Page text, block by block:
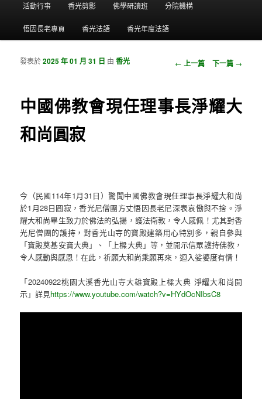
跳到主內容
跳到第二內容
活動行事 香光剪影 佛學研讀班 分院機構
悟因長老專頁 香光法語 香光年度法語
瀏覽文章
← 上一篇 下一篇 →
中國佛教會現任理事長淨耀大
和尚圓寂
發表於2025 年 01 月 31 日 由香光
今（民國114年1月31日）驚聞中國佛教會現任理事長淨耀大和尚
於1月28日圓寂，香光尼僧團方丈悟因長老尼深表哀慟與不捨。淨
耀大和尚畢生致力於佛法的弘揚，護法衛教，令人感佩！尤其對香
光尼僧團的護持，對香光山寺的寶殿建築用心特別多，親自參與
「寶殿奠基安寶大典」、「上樑大典」等，並開示信眾護持佛教，
令人感動與感恩！在此，祈願大和尚乘願再來，迴入娑婆度有情！
「20240922桃園大溪香光山寺大雄寶殿上樑大典 淨耀大和尚開
示」詳見https://www.youtube.com/watch?v=HYdOcNIbsC8